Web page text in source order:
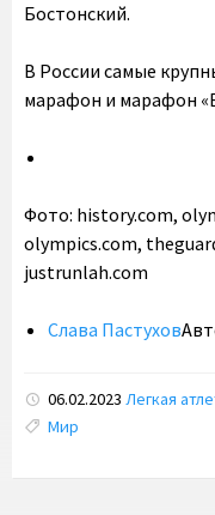
Бостонский.
В России самые
марафон и марафон
Фото: history.com,
olympics.com,
justrunlah.com
Слава Пастухов
06.02.2023 Легкая
Tags:
Мир